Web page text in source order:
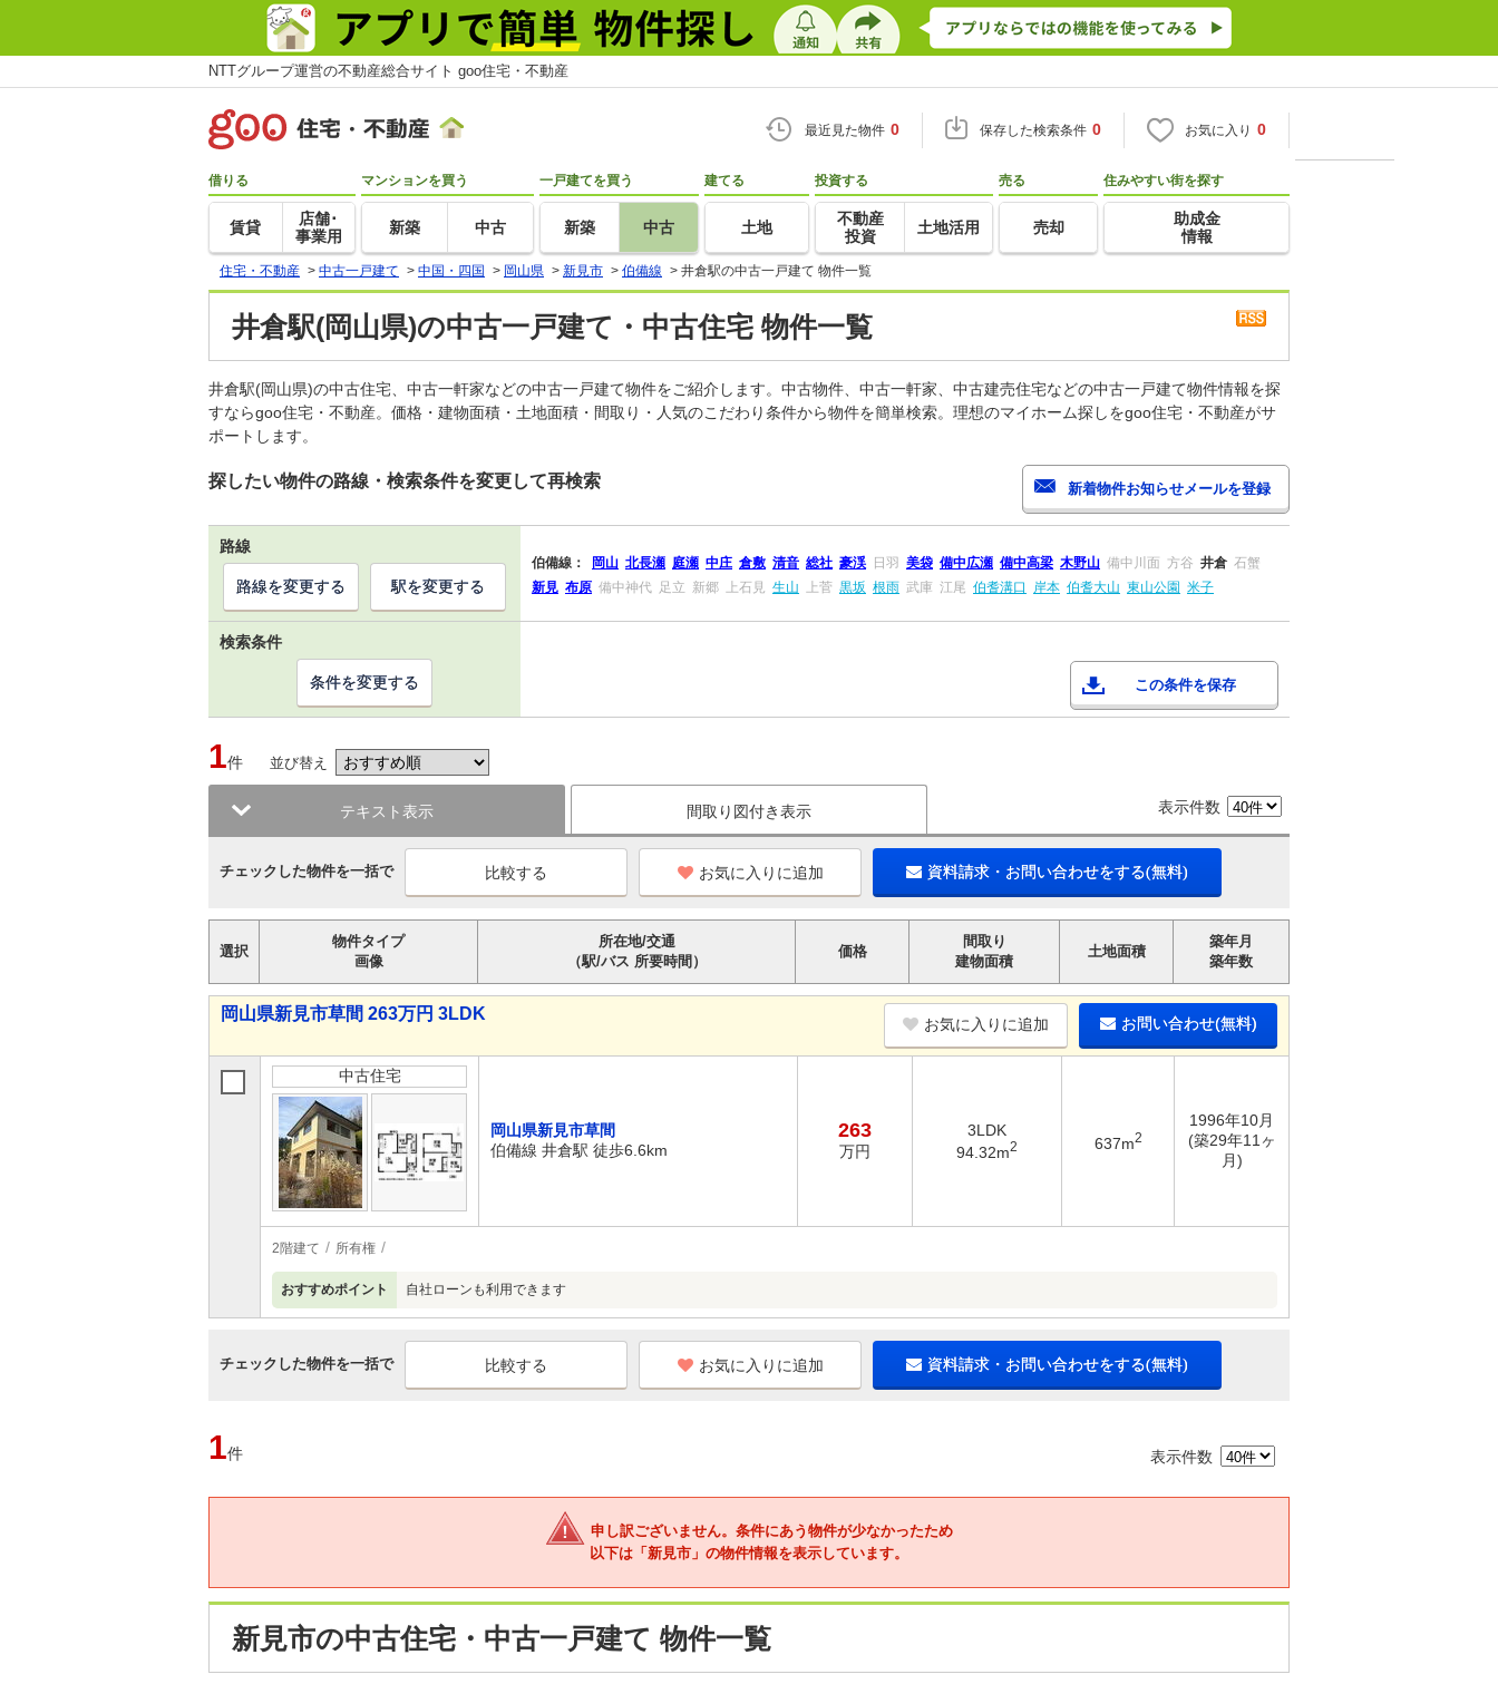
NTTグループ運営の不動産総合サイト goo住宅・不動産
最近見た物件 0 保存した検索条件 0 お気に入り 0
借りる
賃貸
店舗･
事業用
マンションを買う
新築 中古
一戸建てを買う
新築 中古
建てる
土地
投資する
不動産
投資
土地活用
売る
売却
住みやすい街を探す
助成金
情報
住宅・不動産 > 中古一戸建て > 中国・四国 > 岡山県 > 新見市 > 伯備線 > 井倉駅の中古一戸建て 物件一覧
井倉駅(岡山県)の中古一戸建て・中古住宅 物件一覧
井倉駅(岡山県)の中古住宅、中古一軒家などの中古一戸建て物件をご紹介します。中古物件、中古一軒家、中古建売住宅などの中古一戸建て物件情報を探
すならgoo住宅・不動産。価格・建物面積・土地面積・間取り・人気のこだわり条件から物件を簡単検索。理想のマイホーム探しをgoo住宅・不動産がサ
ポートします。
探したい物件の路線・検索条件を変更して再検索
路線
伯備線： 岡山 北長瀬 庭瀬 中庄 倉敷 清音 総社 豪渓 日羽 美袋 備中広瀬 備中高梁 木野山 備中川面 方谷 井倉 石蟹
新見 布原 備中神代 足立 新郷 上石見 生山 上菅 黒坂 根雨 武庫 江尾 伯耆溝口 岸本 伯耆大山 東山公園 米子
路線を変更する 駅を変更する
検索条件
この条件を保存
条件を変更する
1件 並び替え
テキスト表示 間取り図付き表示 表示件数
チェックした物件を一括で お気に入りに追加 資料請求・お問い合わせをする(無料)
選択
物件タイプ
画像
所在地/交通
（駅/バス 所要時間）
価格
間取り
建物面積
土地面積
築年月
築年数
岡山県新見市草間 263万円 3LDK
お気に入りに追加 お問い合わせ(無料)
中古住宅
岡山県新見市草間
伯備線 井倉駅 徒歩6.6km
263
万円
3LDK
94.32m2 637m2
1996年10月
(築29年11ヶ
月)
2階建て 所有権
おすすめポイント 自社ローンも利用できます
チェックした物件を一括で お気に入りに追加 資料請求・お問い合わせをする(無料)
1件 表示件数
申し訳ございません。条件にあう物件が少なかったため
以下は「新見市」の物件情報を表示しています。
新見市の中古住宅・中古一戸建て 物件一覧